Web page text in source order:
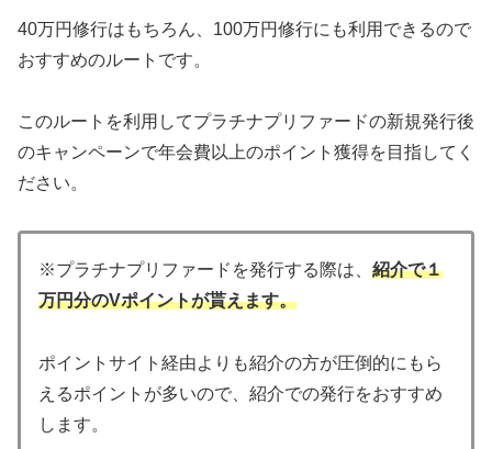
40万円修行はもちろん、100万円修行にも利用できるので
おすすめのルートです。
このルートを利用してプラチナプリファードの新規発行後
のキャンペーンで年会費以上のポイント獲得を目指してく
ださい。
※プラチナプリファードを発行する際は、 紹介で１
万円分のVポイントが貰えます。
ポイントサイト経由よりも紹介の方が圧倒的にもら
えるポイントが多いので、紹介での発行をおすすめ
します。